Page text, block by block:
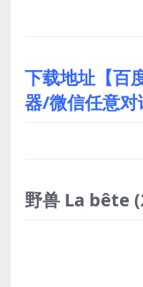
下载地址【百
器/微信任意对
野兽 La bête